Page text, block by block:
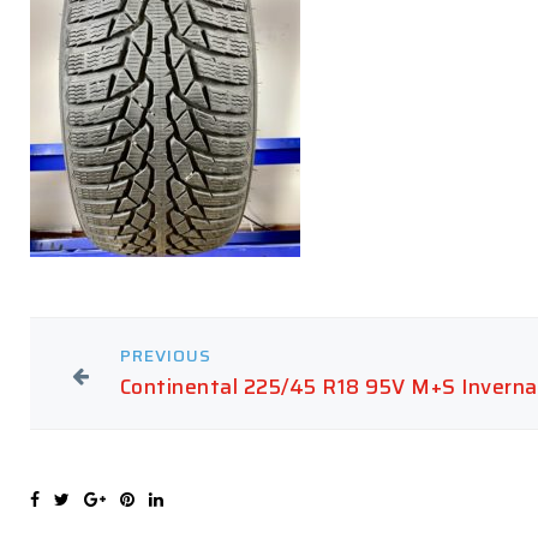
PREVIOUS
Continental 225/45 R18 95V M+S